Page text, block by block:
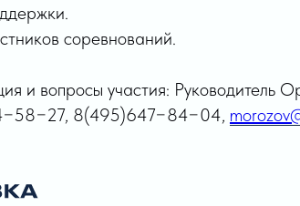
соревнований.
и вопросы участия: Руководитель
8(495)647−84−04,